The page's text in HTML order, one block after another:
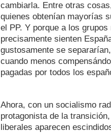
cambiarla. Entre otras
quienes obtenían mayorías
el PP. Y porque a los
precisamente sienten
gustosamente se
cuando menos
pagadas por todos los
Ahora, con un socialismo
protagonista de la
liberales aparecen